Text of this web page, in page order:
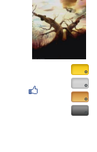
۰
۰
۰
۰